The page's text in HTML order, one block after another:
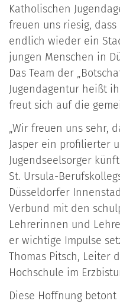
Katholischen
freuen uns riesig,
endlich wieder ein
jungen Menschen in
Das Team der
Jugendagentur heißt
freut sich auf die
„Wir freuen uns sehr,
Jasper ein profilierter
Jugendseelsorger
St. Ursula-
Düsseldorfer
Verbund mit den
Lehrerinnen und
er wichtige Impulse
Thomas Pitsch, Leiter
Hochschule im
Diese Hoffnung betont